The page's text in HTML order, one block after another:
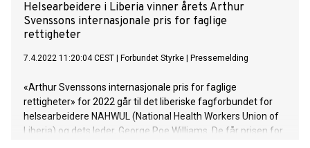
Helsearbeidere i Liberia vinner årets Arthur
Svenssons internasjonale pris for faglige
rettigheter
7.4.2022 11:20:04 CEST Forbundet Styrke Pressemelding
«Arthur Svenssons internasjonale pris for faglige
rettigheter» for 2022 går til det liberiske fagforbundet for
helsearbeidere NAHWUL (National Health Workers Union of
Liberia) og dets leder, George Poe Williams. De får prisen for